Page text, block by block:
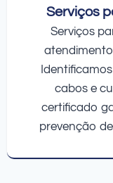
Serviços
Serviços
cabos e
certificado
prevenção